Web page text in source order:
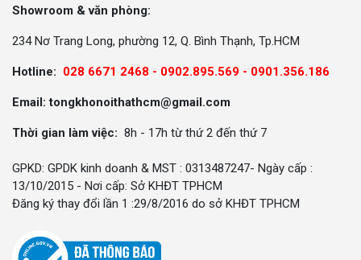
Showroom & văn phòng:
234 Nơ Trang Long, phường 12, Q. Bình Thạnh, Tp.HCM
Hotline: 028 6671 2468 - 0902.895.569 - 0901.356.186
Email: tongkhonoithathcm@gmail.com
Thời gian làm việc: 8h - 17h từ thứ 2 đến thứ 7
GPKD: GPDK kinh doanh & MST : 0313487247- Ngày cấp :
13/10/2015 - Nơi cấp: Sở KHĐT TPHCM
Đăng ký thay đổi lần 1 :29/8/2016 do sở KHĐT TPHCM